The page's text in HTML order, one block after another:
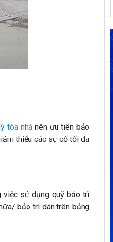
tòa nhà nên ưu tiên bảo
thiểu các sự cố tối đa
việc sử dụng quỹ bảo trì
bảo trì dán trên bảng